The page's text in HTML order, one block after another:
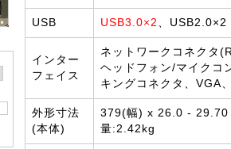
USB USB3.0×2 、USB2.0×2
インター
フェイス
ネットワークコネクタ
ヘッドフォン/マイクコ
キングコネクタ、VGA
外形寸法
(本体)
379(幅) x 26.0 - 29.70
量:2.42kg